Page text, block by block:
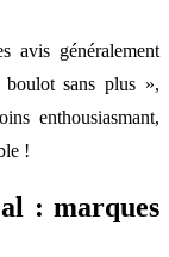
avis généralement
sans plus »,
enthousiasmant,
!
: marques